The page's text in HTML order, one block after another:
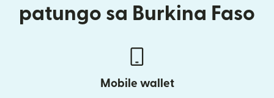
patungo sa Burkina Faso
Mobile wallet